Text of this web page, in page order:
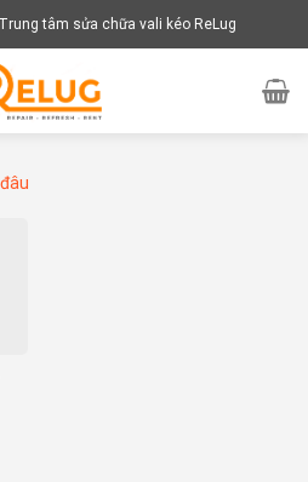
tâm sửa chữa vali kéo ReLug